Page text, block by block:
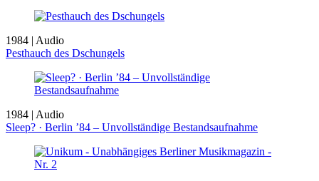
1984 | Audio
Pesthauch des Dschungels
1984 | Audio
Sleep? · Berlin ’84 – Unvollständige Bestandsaufnahme